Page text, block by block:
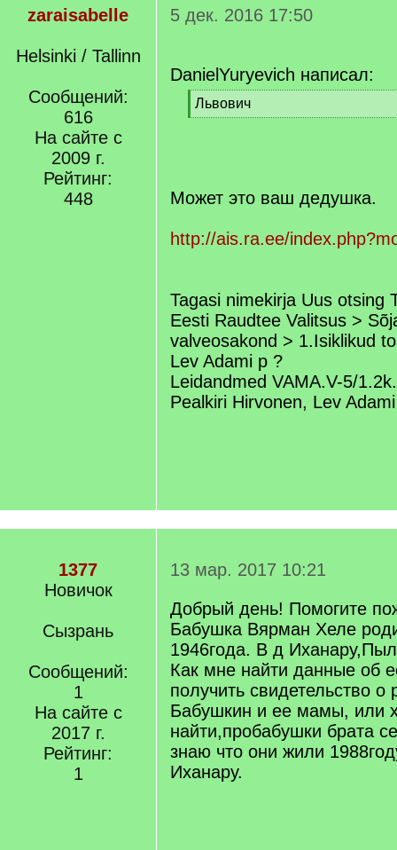
zaraisabelle
Helsinki / Tallinn
Сообщений:
616
На сайте с
2009 г.
Рейтинг:
448
5 дек. 2016 17:50
DanielYuryevich написал:
[
q
Львович
[
Может это ваш дедушка.
http://ais.ra.ee/
Tagasi nimekirja Uus otsing
Eesti Raudtee Valitsus >
valveosakond > 1.Isiklikud
Lev Adami p ?
Leidandmed VAMA.V-5/
Pealkiri Hirvonen, Lev
1377
Новичок
Сызрань
Сообщений:
1
На сайте с
2017 г.
Рейтинг:
1
13 мар. 2017 10:21
Добрый день! Помогите
Бабушка Вярман Хеле
1946года. В д
Как мне найти данные об
получить свидетельство о
Бабушкин и ее мамы, или
найти,пробабушки брата
знаю что они жили
Иханару.